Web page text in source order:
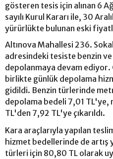
gösteren tesis için alınan 6
sayılı Kurul Kararı ile, 30
yürürlükte bulunan eski
Altınova Mahallesi 236.
adresindeki tesiste benzin
depolanmaya devam
birlikte günlük depolama
gidildi. Benzin türlerinde
depolama bedeli 7,01
TL'den 7,92 TL'ye çıkarıldı.
Kara araçlarıyla yapılan
hizmet bedellerinde de artış
türleri için 80,80 TL olarak